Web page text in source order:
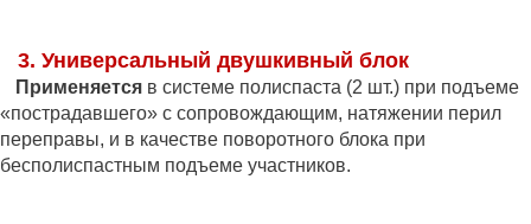
3. Универсальный двушкивный блок
Применяется в системе полиспаста (2 шт.) при подъеме
«пострадавшего» с сопровождающим, натяжении перил
переправы, и в качестве поворотного блока при
бесполиспастным подъеме участников.